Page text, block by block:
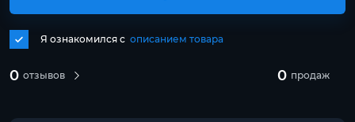
0 отзывов 0 продаж
Я ознакомился с описанием товара